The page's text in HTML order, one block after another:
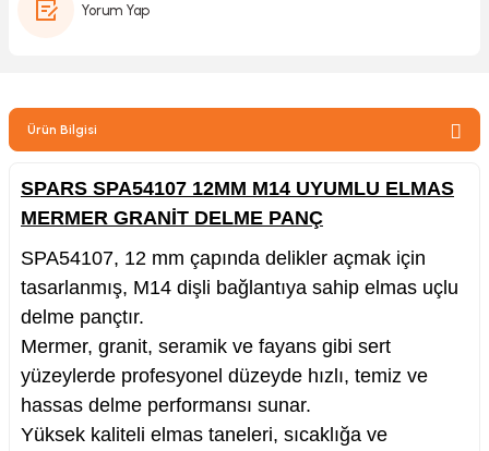
Yorum Yap
Ürün Bilgisi
SPARS SPA54107 12MM M14 UYUMLU ELMAS
MERMER GRANİT DELME PANÇ
SPA54107, 12 mm çapında delikler açmak için
tasarlanmış, M14 dişli bağlantıya sahip elmas uçlu
delme pançtır.
Mermer, granit, seramik ve fayans gibi sert
yüzeylerde profesyonel düzeyde hızlı, temiz ve
hassas delme performansı sunar.
Yüksek kaliteli elmas taneleri, sıcaklığa ve